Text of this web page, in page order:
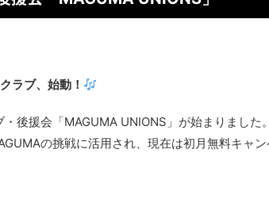
ラブ、始動！
後援会「MAGUMA UNIONS」が始まりました。
の挑戦に活用され、現在は初月無料キャン